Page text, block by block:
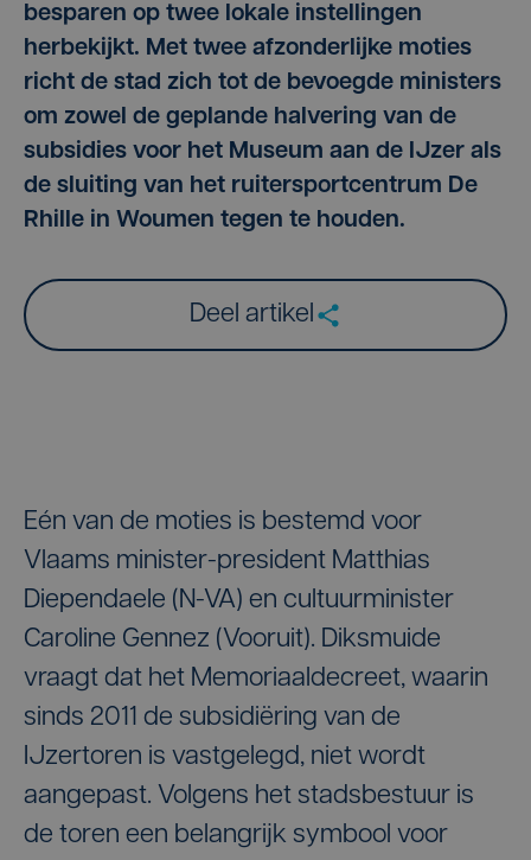
besparen op twee lokale instellingen
herbekijkt. Met twee afzonderlijke moties
richt de stad zich tot de bevoegde ministers
om zowel de geplande halvering van de
subsidies voor het Museum aan de IJzer als
de sluiting van het ruitersportcentrum De
Rhille in Woumen tegen te houden.
Deel artikel
Eén van de moties is bestemd voor
Vlaams minister-president Matthias
Diependaele (N-VA) en cultuurminister
Caroline Gennez (Vooruit). Diksmuide
vraagt dat het Memoriaaldecreet, waarin
sinds 2011 de subsidiëring van de
IJzertoren is vastgelegd, niet wordt
aangepast. Volgens het stadsbestuur is
de toren een belangrijk symbool voor